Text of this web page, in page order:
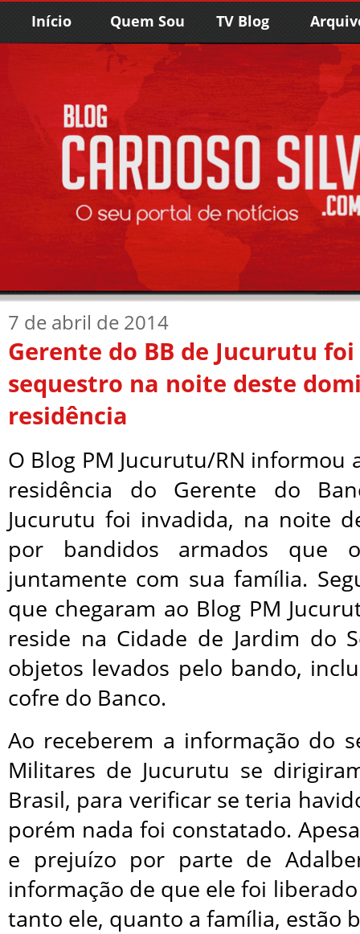
Início Quem Sou TV Blog
7 de abril de 2014
Gerente do BB de Jucurutu
sequestro na noite deste
residência
O Blog PM Jucurutu/RN informou
residência do Gerente do
Jucurutu foi invadida, na noite
por bandidos armados que
juntamente com sua família.
que chegaram ao Blog PM
reside na Cidade de Jardim do
objetos levados pelo bando,
cofre do Banco.
Ao receberem a informação do
Militares de Jucurutu se
Brasil, para verificar se teria
porém nada foi constatado.
e prejuízo por parte de
informação de que ele foi
tanto ele, quanto a família, estão